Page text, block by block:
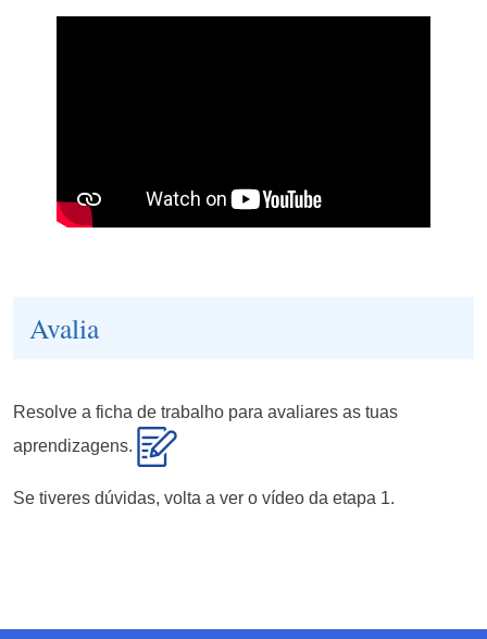
Avalia
Resolve a ficha de trabalho para avaliares as tuas
aprendizagens.
Se tiveres dúvidas, volta a ver o vídeo da etapa 1.